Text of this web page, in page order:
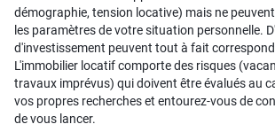
démographie, tension locative) mais ne
les paramètres de votre situation personnelle.
d'investissement peuvent tout à fait
L'immobilier locatif comporte des risques
travaux imprévus) qui doivent être évalués au
vos propres recherches et entourez-vous de
de vous lancer.